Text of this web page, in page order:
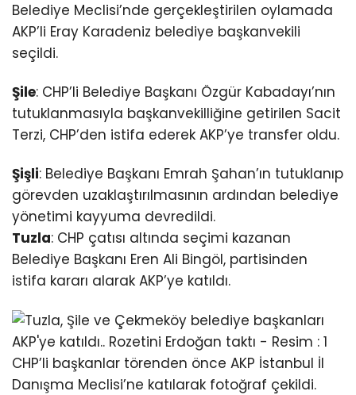
Belediye Meclisi’nde gerçekleştirilen oylamada
AKP’li Eray Karadeniz belediye başkanvekili
seçildi.
Şile: CHP’li Belediye Başkanı Özgür Kabadayı’nın
tutuklanmasıyla başkanvekilliğine getirilen Sacit
Terzi, CHP’den istifa ederek AKP’ye transfer oldu.
Şişli: Belediye Başkanı Emrah Şahan’ın tutuklanıp
görevden uzaklaştırılmasının ardından belediye
yönetimi kayyuma devredildi.
Tuzla: CHP çatısı altında seçimi kazanan
Belediye Başkanı Eren Ali Bingöl, partisinden
istifa kararı alarak AKP’ye katıldı.
CHP’li başkanlar törenden önce AKP İstanbul İl
Danışma Meclisi’ne katılarak fotoğraf çekildi.